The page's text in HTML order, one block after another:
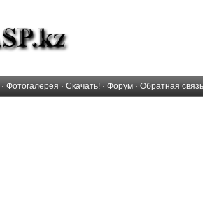
· Фотогалерея · Скачать! · Форум · Обратная связь